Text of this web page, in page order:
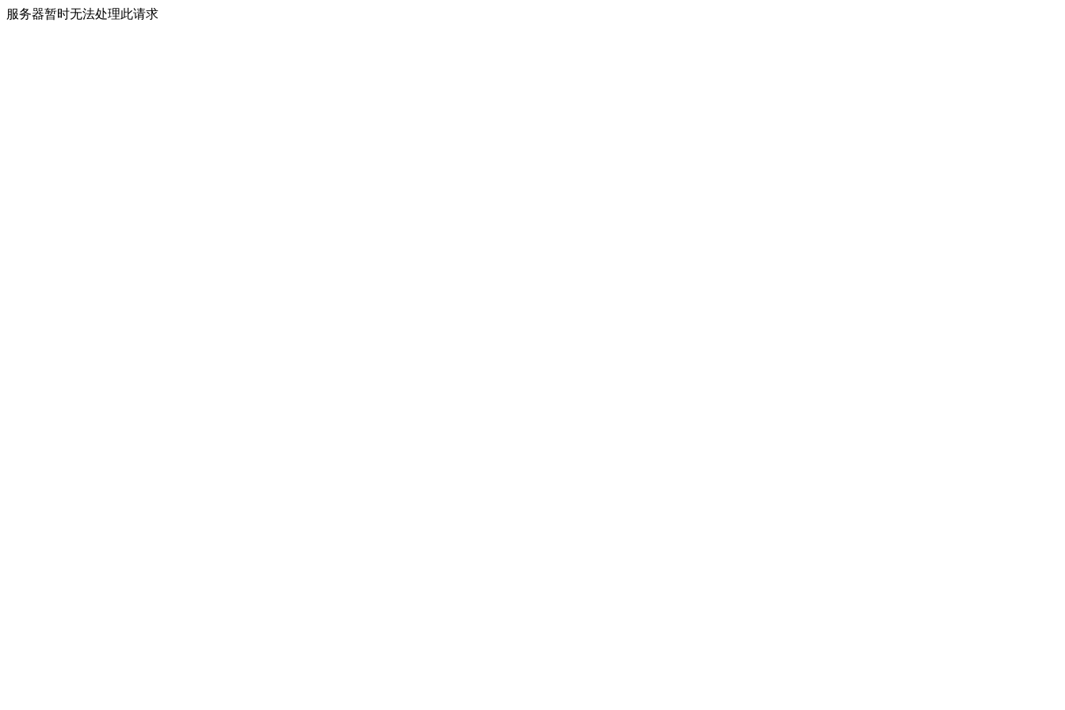
服务器暂时无法处理此请求